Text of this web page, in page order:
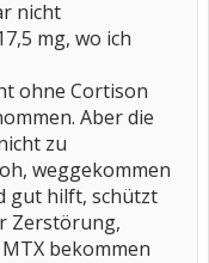
nicht
mg, wo ich
ohne Cortison
Aber die
zu
weggekommen
gut hilft, schützt
Zerstörung,
bekommen